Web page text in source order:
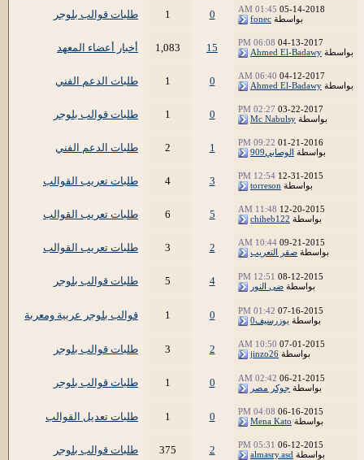
05-14-2018
01:45 AM
بواسطة fonec
0
1 طلبات قوالب بلوجر
04-13-2017
06:08 PM
بواسطة Ahmed El-Badawy
15
1,083 أخبار أعضاء المعهد
04-12-2017
06:40 AM
بواسطة Ahmed El-Badawy
0
1 طلبات الدعم الفني
03-22-2017
02:27 PM
بواسطة Mc Nabulsy
0
1 طلبات قوالب بلوجر
01-21-2016
09:22 PM
بواسطة الوصابي909 1
2 طلبات الدعم الفني
12-31-2015
12:54 PM
بواسطة torreson
3
4 طلبات تعريب القوالب
12-20-2015
11:48 AM
بواسطة chiheb122
5
6 طلبات تعريب القوالب
09-21-2015
10:44 AM
بواسطة صقر التعريب 2
3 طلبات تعريب القوالب
08-12-2015
12:51 PM
بواسطة ضى النور 4
5 طلبات قوالب بلوجر
07-16-2015
01:42 PM
بواسطة يوزرسيف0 0
1 قوالب بلوجر عربية ومعربة
07-01-2015
10:50 AM
بواسطة jinzo26
2
3 طلبات قوالب بلوجر
06-21-2015
02:42 AM
بواسطة جوكر مصر 0
1 طلبات قوالب بلوجر
06-16-2015
04:08 PM
بواسطة Mena Kato
0
1 طلبات تعديل القوالب
06-12-2015
05:31 PM
بواسطة almasry.asd
2
375 طلبات قوالب بلوجر